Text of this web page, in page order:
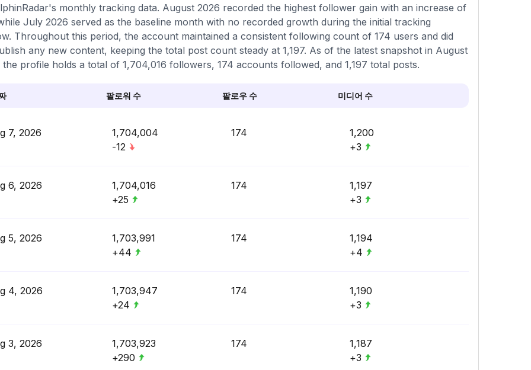
monthly tracking data. August 2026 recorded the highest follower gain with an increase of
July 2026 served as the baseline month with no recorded growth during the initial tracking
Throughout this period, the account maintained a consistent following count of 174 users and did
any new content, keeping the total post count steady at 1,197. As of the latest snapshot in August
the profile holds a total of 1,704,016 followers, 174 accounts followed, and 1,197 total posts.
팔로워 수 팔로우 수 미디어 수
7, 2026
1,704,004
-12
174
1,200
+3
6, 2026
1,704,016
+25
174
1,197
+3
5, 2026
1,703,991
+44
174
1,194
+4
4, 2026
1,703,947
+24
174
1,190
+3
3, 2026
1,703,923
+290
174
1,187
+3